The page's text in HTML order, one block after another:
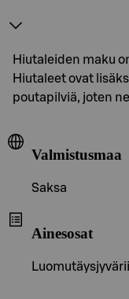
Hiutaleiden maku
Hiutaleet ovat
poutapilviä, joten
Valmistusmaa
Saksa
Ainesosat